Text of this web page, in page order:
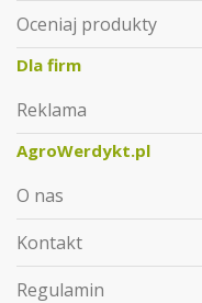
Oceniaj produkty
Dla firm
Reklama
AgroWerdykt.pl
O nas
Kontakt
Regulamin